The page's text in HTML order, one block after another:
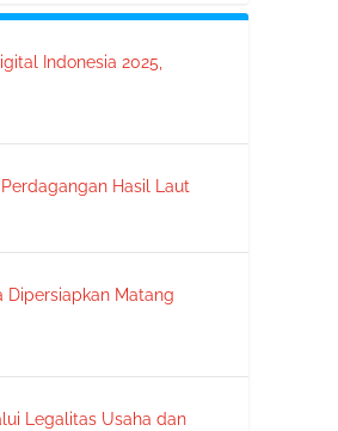
Indonesia 2025,
Hasil Laut
Dipersiapkan Matang
Legalitas Usaha dan